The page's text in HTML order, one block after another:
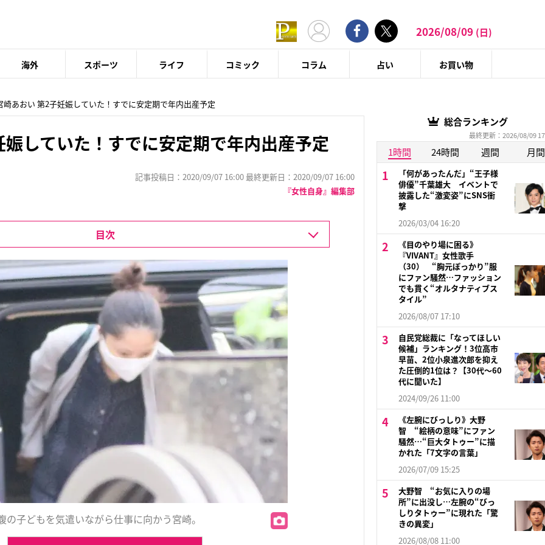
2026/08/09 (日)
海外 スポーツ ライフ コミック コラム 占い お買い物
崎あおい 第2子妊娠していた！すでに安定期で年内出産予定
していた！すでに安定期で年内出産予定
記事投稿日：2020/09/07 16:00 最終更新日：2020/09/07 16:00
『女性自身』編集部
目次
の子どもを気遣いながら仕事に向かう宮崎。
総合ランキング
最終更新：2026/08/09
1時間 24時間 週間 月間
「何があったんだ」“王子様
俳優”千葉雄大 イベントで
披露した“激変姿”にSNS衝
撃
2026/03/04 16:20
《目のやり場に困る》
『VIVANT』女性歌手
（30） “胸元ぽっかり”服
にファン騒然…ファッション
でも貫く“オルタナティブス
タイル”
2026/08/07 17:10
自民党総裁に「なってほしい
候補」ランキング！3位高市
早苗、2位小泉進次郎を抑え
た圧倒的1位は？【30代〜60
代に聞いた】
2024/09/26 11:00
《左腕にびっしり》大野
智 “絵柄の意味”にファン
騒然…“巨大タトゥー”に描
かれた「7文字の言葉」
2026/07/09 15:25
大野智 “お気に入りの場
所”に出没し…左腕の“びっ
しりタトゥー”に現れた「驚
きの異変」
2026/08/08 11:00